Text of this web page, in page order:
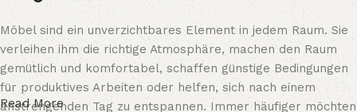
Möbel sind ein unverzichtbares Element in jedem Raum. Sie
verleihen ihm die richtige Atmosphäre, machen den Raum
gemütlich und komfortabel, schaffen günstige Bedingungen
für produktives Arbeiten oder helfen, sich nach einem
anstrengenden Tag zu entspannen. Immer häufiger möchten
Read More